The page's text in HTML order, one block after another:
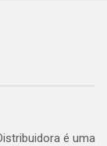
é uma